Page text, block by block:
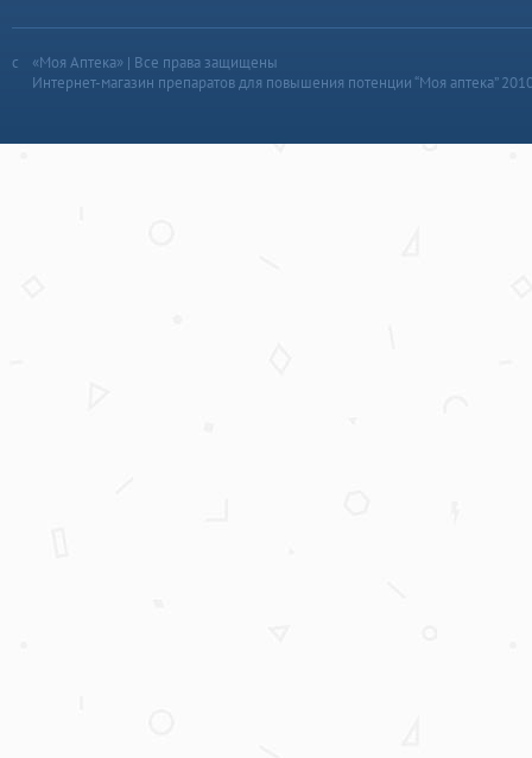
«Моя Аптека» | Все права защищены
Интернет-магазин препаратов для повышения потенции “Моя аптека”